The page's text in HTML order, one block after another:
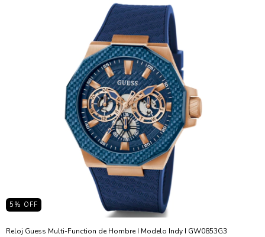
5 % OFF
Reloj Guess Multi-Function de Hombre I Modelo Indy I GW0853G3